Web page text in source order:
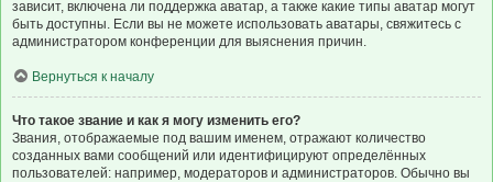
зависит, включена ли поддержка аватар, а также какие типы аватар могут
быть доступны. Если вы не можете использовать аватары, свяжитесь с
администратором конференции для выяснения причин.
Вернуться к началу
Что такое звание и как я могу изменить его?
Звания, отображаемые под вашим именем, отражают количество
созданных вами сообщений или идентифицируют определённых
пользователей: например, модераторов и администраторов. Обычно вы